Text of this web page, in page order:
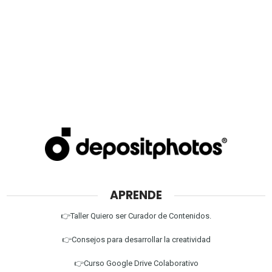
APRENDE
👉Taller Quiero ser Curador de Contenidos.
👉Consejos para desarrollar la creatividad
👉Curso Google Drive Colaborativo